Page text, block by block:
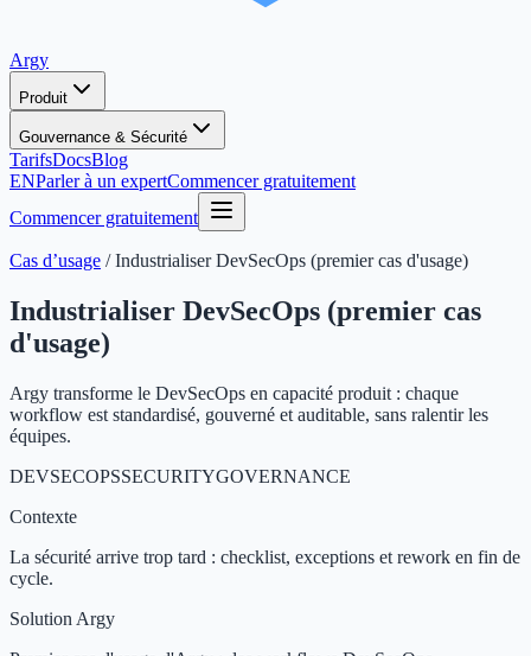
Argy
Produit
Gouvernance & Sécurité
TarifsDocsBlog
ENParler à un expertCommencer gratuitement
Commencer gratuitement
Cas d’usage /Industrialiser DevSecOps (premier cas d'usage)
Industrialiser DevSecOps (premier cas
d'usage)
Argy transforme le DevSecOps en capacité produit : chaque
workflow est standardisé, gouverné et auditable, sans ralentir les
équipes.
DEVSECOPSSECURITYGOVERNANCE
Contexte
La sécurité arrive trop tard : checklist, exceptions et rework en fin de
cycle.
Solution Argy